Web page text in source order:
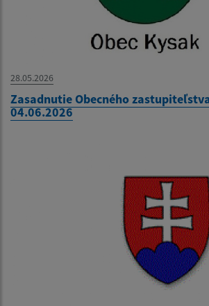
28.05.2026
Zasadnutie Obecného
04.06.2026